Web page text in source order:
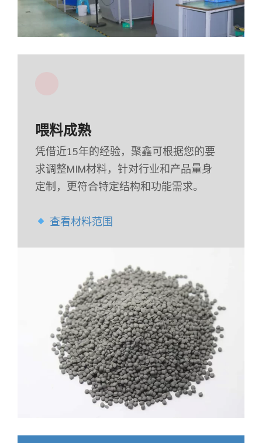
喂料成熟
凭借近15年的经验，聚鑫可根据您的要
求调整MIM材料，针对行业和产品量身
定制，更符合特定结构和功能需求。
查看材料范围